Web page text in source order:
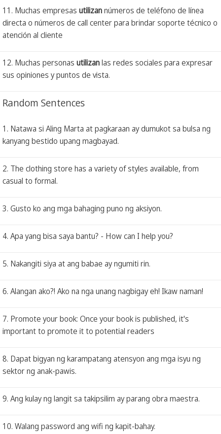
11. Muchas empresas utilizannúmeros de teléfono de línea
directa o números de call center para brindar soporte técnico o
atención al cliente
12. Muchas personas utilizanlas redes sociales para expresar
sus opiniones y puntos de vista.
Random Sentences
1. Natawa si Aling Marta at pagkaraan ay dumukot sa bulsa ng
kanyang bestido upang magbayad.
2. The clothing store has a variety of styles available, from
casual to formal.
3. Gusto ko ang mga bahaging puno ng aksiyon.
4. Apa yang bisa saya bantu? - How can I help you?
5. Nakangiti siya at ang babae ay ngumiti rin.
6. Alangan ako?! Ako na nga unang nagbigay eh! Ikaw naman!
7. Promote your book: Once your book is published, it's
important to promote it to potential readers
8. Dapat bigyan ng karampatang atensyon ang mga isyu ng
sektor ng anak-pawis.
9. Ang kulay ng langit sa takipsilim ay parang obra maestra.
10. Walang password ang wifi ng kapit-bahay.